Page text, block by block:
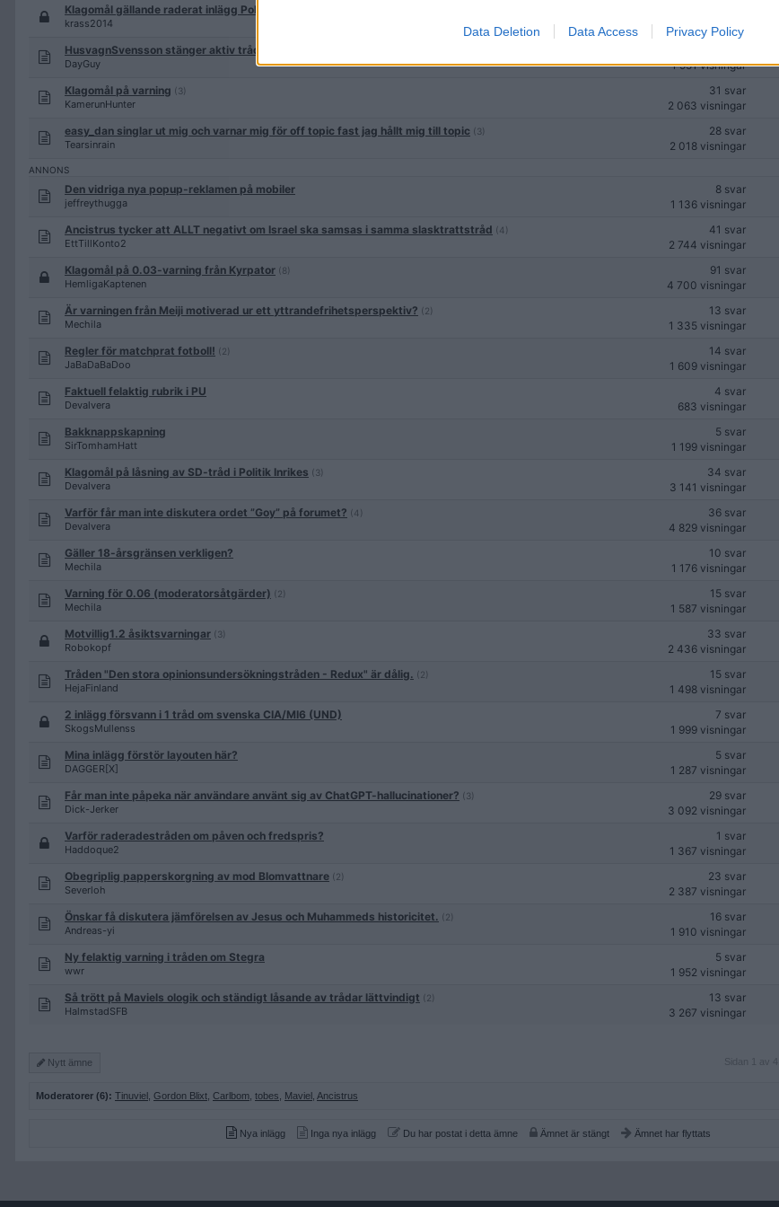
Data Deletion Data Access Privacy Policy
Klagomål gällande raderat inlägg Politik inrikes
krass2014
1 562 visningar
HusvagnSvensson stänger aktiv tråd och svarar inte på PM
DayGuy
1 951 visningar
Klagomål på varning (3)
KamerunHunter
31 svar
2 063 visningar
easy_dan singlar ut mig och varnar mig för off topic fast jag hållt mig till topic (3)
Tearsinrain
28 svar
2 018 visningar
Den vidriga nya popup-reklamen på mobiler
jeffreythugga
8 svar
1 136 visningar
Ancistrus tycker att ALLT negativt om Israel ska samsas i samma slasktrattstråd (4)
EttTillKonto2
41 svar
2 744 visningar
Klagomål på 0.03-varning från Kyrpator (8)
HemligaKaptenen
91 svar
4 700 visningar
Är varningen från Meiji motiverad ur ett yttrandefrihetsperspektiv? (2)
Mechila
13 svar
1 335 visningar
Regler för matchprat fotboll! (2)
JaBaDaBaDoo
14 svar
1 609 visningar
Faktuell felaktig rubrik i PU
Devalvera
4 svar
683 visningar
Bakknappskapning
SirTomhamHatt
5 svar
1 199 visningar
Klagomål på låsning av SD-tråd i Politik Inrikes (3)
Devalvera
34 svar
3 141 visningar
Varför får man inte diskutera ordet ”Goy” på forumet? (4)
Devalvera
36 svar
4 829 visningar
Gäller 18-årsgränsen verkligen?
Mechila
10 svar
1 176 visningar
Varning för 0.06 (moderatorsåtgärder) (2)
Mechila
15 svar
1 587 visningar
Motvillig1.2 åsiktsvarningar (3)
Robokopf
33 svar
2 436 visningar
Tråden "Den stora opinionsundersökningstråden - Redux" är dålig. (2)
HejaFinland
15 svar
1 498 visningar
2 inlägg försvann i 1 tråd om svenska CIA/MI6 (UND)
SkogsMullenss
7 svar
1 999 visningar
Mina inlägg förstör layouten här?
DAGGER[X]
5 svar
1 287 visningar
Får man inte påpeka när användare använt sig av ChatGPT-hallucinationer? (3)
Dick-Jerker
29 svar
3 092 visningar
Varför raderadestråden om påven och fredspris?
Haddoque2
1 svar
1 367 visningar
Obegriplig papperskorgning av mod Blomvattnare (2)
Severloh
23 svar
2 387 visningar
Önskar få diskutera jämförelsen av Jesus och Muhammeds historicitet. (2)
Andreas-yi
16 svar
1 910 visningar
Ny felaktig varning i tråden om Stegra
wwr
5 svar
1 952 visningar
Så trött på Maviels ologik och ständigt låsande av trådar lättvindigt (2)
HalmstadSFB
13 svar
3 267 visningar
Nytt ämne
Sidan
Sidan 1 av 41
Moderatorer (6): Tinuviel Gordon Blixt Carlbom tobes Maviel Ancistrus
Nya inlägg Inga nya inlägg Du har postat i detta ämne Ämnet är stängt Ämnet har flyttats